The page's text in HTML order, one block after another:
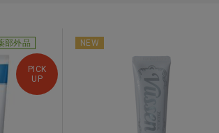
PICK
UP
部外品 NEW